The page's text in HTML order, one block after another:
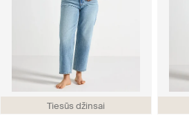
Tiesūs džinsai